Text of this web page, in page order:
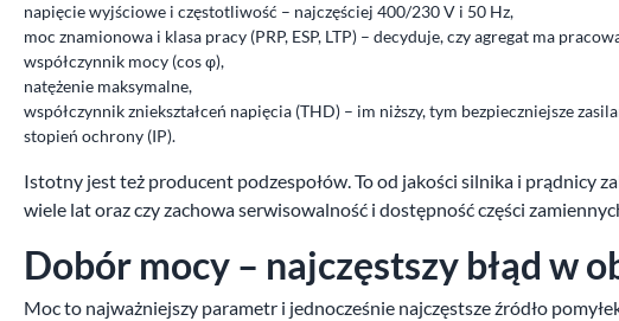
napięcie wyjściowe i częstotliwość – najczęściej 400/230 V i 50 Hz,
moc znamionowa i klasa pracy (PRP, ESP, LTP) – decyduje, czy agregat ma
współczynnik mocy (cos φ),
natężenie maksymalne,
współczynnik zniekształceń napięcia (THD) – im niższy, tym bezpieczniejsze
stopień ochrony (IP).
Istotny jest też producent podzespołów. To od jakości silnika i prądnicy
wiele lat oraz czy zachowa serwisowalność i dostępność części
Dobór mocy – najczęstszy błąd w
Moc to najważniejszy parametr i jednocześnie najczęstsze źródło